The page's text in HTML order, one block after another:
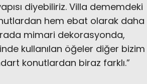
diyebiliriz. Villa dememdeki
hem ebat olarak daha
mimari dekorasyonda,
kullanılan öğeler diğer bizim
konutlardan biraz farklı.”